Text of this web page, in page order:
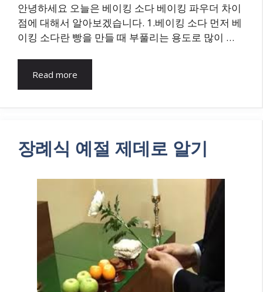
안녕하세요 오늘은 베이킹 소다 베이킹 파우더 차이
점에 대해서 알아보겠습니다. 1.베이킹 소다 먼저 베
이킹 소다란 빵을 만들 때 부풀리는 용도로 많이 …
Read more
장례식 예절 제데로 알기